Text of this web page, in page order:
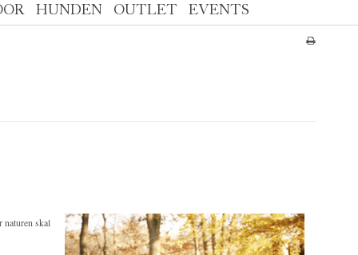
HUNDEN OUTLET EVENTS
naturen skal